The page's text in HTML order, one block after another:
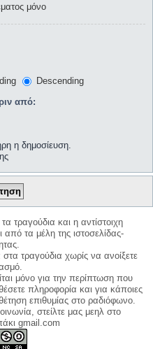
μόνο
Descending
από:
η δημοσίευση.
τραγούδια και η αντίστοιχη
τα μέλη της ιστοσελίδας-
τραγούδια χωρίς να ανοίξετε
μόνο για την περίπτωση που
πληροφορία και για κάποιες
επιθυμίας στο ραδιόφωνο.
στείλτε μας μεηλ στο
gmail.com